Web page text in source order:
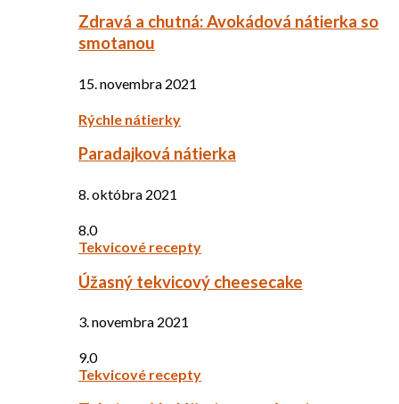
Zdravá a chutná: Avokádová nátierka so
smotanou
15. novembra 2021
Rýchle nátierky
Paradajková nátierka
8. októbra 2021
8.0
Tekvicové recepty
Úžasný tekvicový cheesecake
3. novembra 2021
9.0
Tekvicové recepty